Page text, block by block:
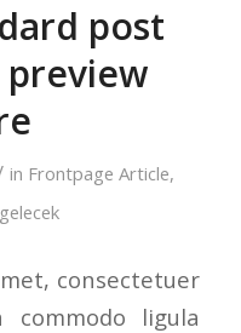
post
in Frontpage Article,
consectetuer
commodo ligula